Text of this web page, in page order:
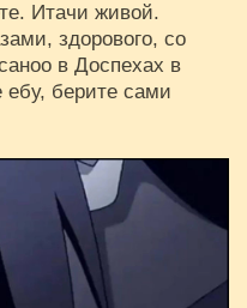
Итачи живой.
здорового, со
в Доспехах в
ебу, берите сами